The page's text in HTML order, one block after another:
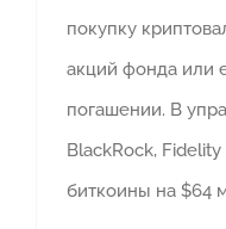
покупку
акций фонда или
погашении. В
BlackRock,
биткоины на $64